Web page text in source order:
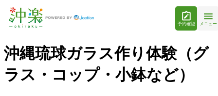
予約確認 メニュー
沖縄琉球ガラス作り体験（グ
ラス・コップ・小鉢など）